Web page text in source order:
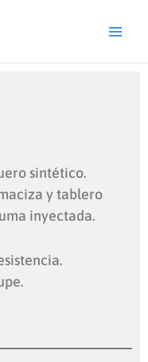
sintético.
y tablero
inyectada.